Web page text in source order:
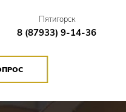
Пятигорск
8 (87933) 9-14-36